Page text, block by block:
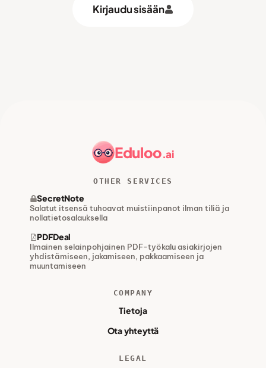
Kirjaudu sisään
Eduloo.ai
OTHER SERVICES
SecretNote
Salatut itsensä tuhoavat muistiinpanot ilman tiliä ja
nollatietosalauksella
PDFDeal
Ilmainen selainpohjainen PDF-työkalu asiakirjojen
yhdistämiseen, jakamiseen, pakkaamiseen ja
muuntamiseen
COMPANY
Tietoja
Ota yhteyttä
LEGAL